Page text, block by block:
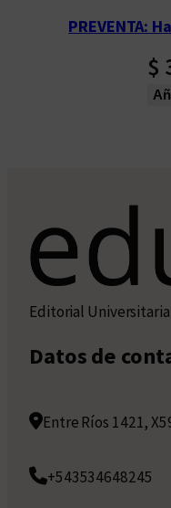
PREVENTA:
$
Editorial
Datos de
Entre Ríos 1421,
+543534648245